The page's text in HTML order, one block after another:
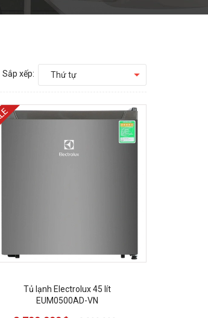
Sắp xếp: Thứ tự
Tủ lạnh Electrolux 45 lít
EUM0500AD-VN